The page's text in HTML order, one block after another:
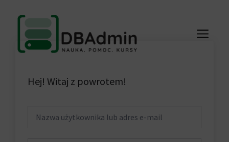
Hej! Witaj z powrotem!